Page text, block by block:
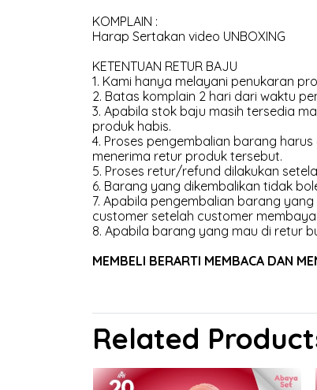
KOMPLAIN :
Harap Sertakan video UNBOXING
KETENTUAN RETUR BAJU
1. Kami hanya melayani penukaran
2. Batas komplain 2 hari dari waktu
3. Apabila stok baju masih tersedia
produk habis.
4. Proses pengembalian barang
menerima retur produk tersebut.
5. Proses retur/refund dilakukan
6. Barang yang dikembalikan tidak
7. Apabila pengembalian barang
customer setelah customer
8. Apabila barang yang mau di retur
MEMBELI BERARTI MEMBACA DAN
Related